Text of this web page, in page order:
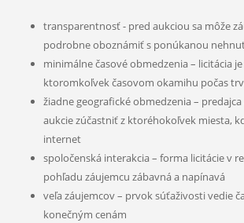
transparentnosť - pred aukciou sa môže
podrobne oboznámiť s ponúkanou
minimálne časové obmedzenia – licitácia
ktoromkoľvek časovom okamihu počas
žiadne geografické obmedzenia –
aukcie zúčastniť z ktoréhokoľvek miesta,
internet
spoločenská interakcia – forma licitácie v
pohľadu záujemcu zábavná a napínavá
veľa záujemcov – prvok súťaživosti vedie
konečným cenám